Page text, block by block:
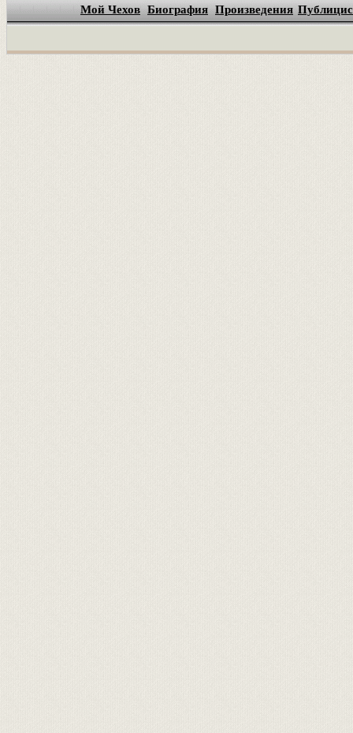
Мой Чехов Биография Произведения